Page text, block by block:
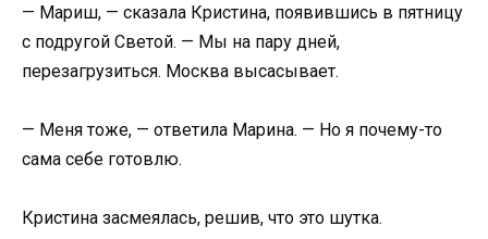
— Мариш, — сказала Кристина, появившись в пятницу
с подругой Светой. — Мы на пару дней,
перезагрузиться. Москва высасывает.
— Меня тоже, — ответила Марина. — Но я почему-то
сама себе готовлю.
Кристина засмеялась, решив, что это шутка.